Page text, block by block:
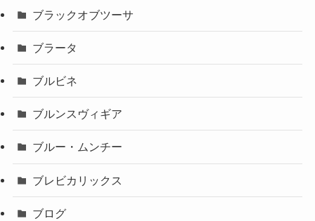
ブラックオブツーサ
ブラータ
ブルビネ
ブルンスヴィギア
ブルー・ムンチー
ブレビカリックス
ブログ